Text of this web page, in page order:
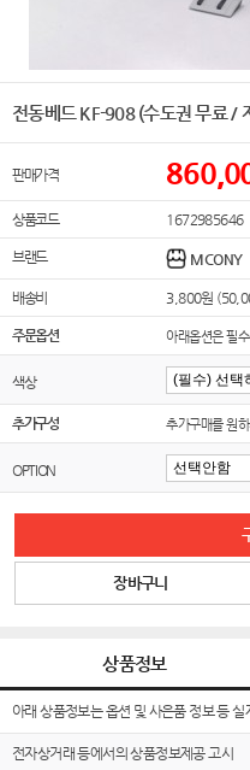
전동베드 KF-908 (수도권 무료 /
판매가격
상품코드 1672985646
브랜드 MCONY
배송비 3,800원
주문옵션 아래옵션은 필
색상
추가구성 추가구매를 원
OPTION
장바구니
상품정보
아래 상품정보는 옵션 및 사은품 정보 등
전자상거래 등에서의 상품정보제공 고시